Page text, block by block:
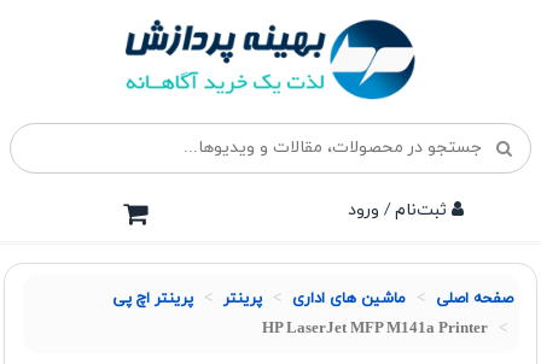
ثبت‌نام / ورود
صفحه اصلی ماشین های اداری پرينتر پرینتر اچ پی
HP LaserJet MFP M141a Printer